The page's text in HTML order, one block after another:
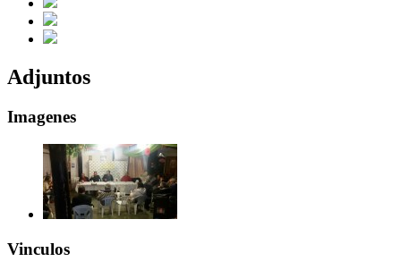
Adjuntos
Imagenes
Vinculos